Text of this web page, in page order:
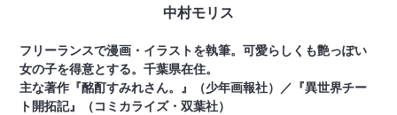
中村モリス
フリーランスで漫画・イラストを執筆。可愛らしくも艶っぽい
女の子を得意とする。千葉県在住。
主な著作『酩酊すみれさん。』（少年画報社）／『異世界チー
ト開拓記』（コミカライズ・双葉社）